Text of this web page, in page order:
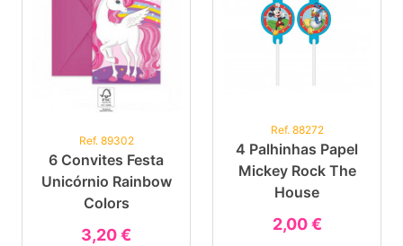
Ref. 89302
6 Convites Festa
Unicórnio Rainbow
Colors
3,20 €
Ref. 88272
4 Palhinhas Papel
Mickey Rock The
House
2,00 €